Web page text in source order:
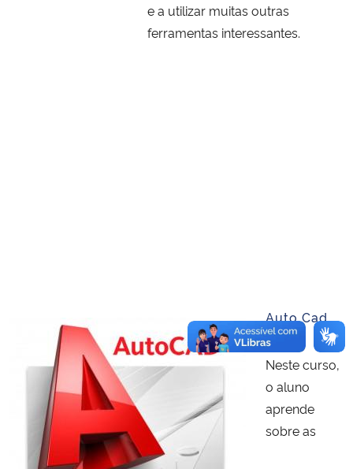
e a utilizar muitas outras
ferramentas interessantes.
Auto Cad
Neste curso,
o aluno
aprende
sobre as